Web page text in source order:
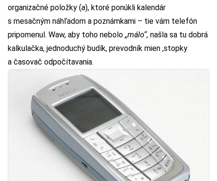
organizačné položky (a), ktoré ponúkli kalendár
s mesačným náhľadom a poznámkami – tie vám telefón
pripomenul. Waw, aby toho nebolo „málo“, našla sa tu dobrá
kalkulačka, jednoduchý budík, prevodník mien ,stopky
a časovač odpočítavania.